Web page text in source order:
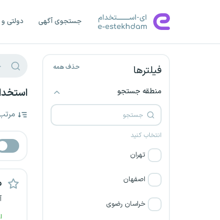
جستجوی آگهی دولتی
فیلترها حذف همه
منطقه جستجو
انتخاب کنید
تهران
اصفهان
خراسان رضوی